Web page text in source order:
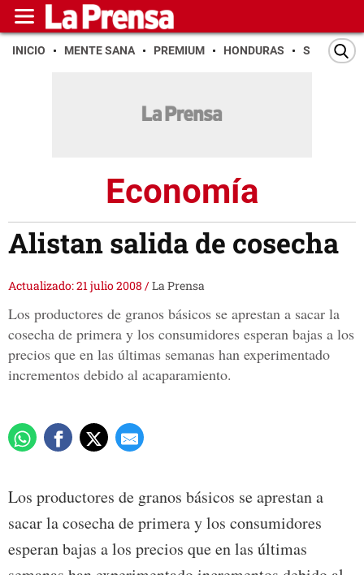
INICIO MENTE SANA PREMIUM HONDURAS SAN PEDRO
Economía
Alistan salida de cosecha
Actualizado: 21 julio 2008 /La Prensa
Los productores de granos básicos se aprestan a sacar la
cosecha de primera y los consumidores esperan bajas a los
precios que en las últimas semanas han experimentado
incrementos debido al acaparamiento.
Los productores de granos básicos se aprestan a
sacar la cosecha de primera y los consumidores
esperan bajas a los precios que en las últimas